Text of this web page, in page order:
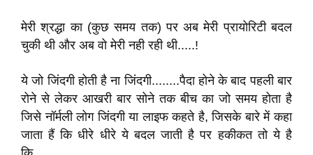
मेरी श्रद्धा का (कुछ समय तक) पर अब मेरी प्रायोरिटी बदल
चुकी थी और अब वो मेरी नही रही थी.....!
ये जो जिंदगी होती है ना जिंदगी........पैदा होने के बाद पहली बार
रोने से लेकर आखरी बार सोने तक बीच का जो समय होता है
जिसे नॉर्मली लोग जिंदगी या लाइफ कहते है, जिसके बारे में कहा
जाता हैं कि धीरे धीरे ये बदल जाती है पर हकीकत तो ये है